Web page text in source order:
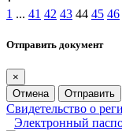
1 ... 41 42 43 44 45 46
Отправить документ
×
Отмена
Отправить
Свидетельство о
Электронный